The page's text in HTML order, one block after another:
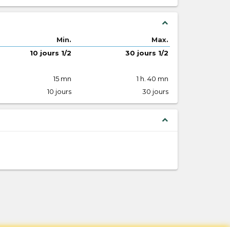
expand_less
Min.
Max.
10 jours 1/2
30 jours 1/2
15 mn
1 h. 40 mn
10 jours 30 jours
expand_less